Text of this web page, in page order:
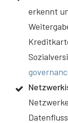
erkennt